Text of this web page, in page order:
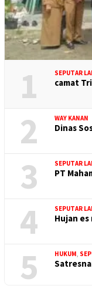
1 SEPUTAR
camat
2 WAY KANAN
Dinas
3 SEPUTAR
PT
4 SEPUTAR
Hujan es
5 HUKUM